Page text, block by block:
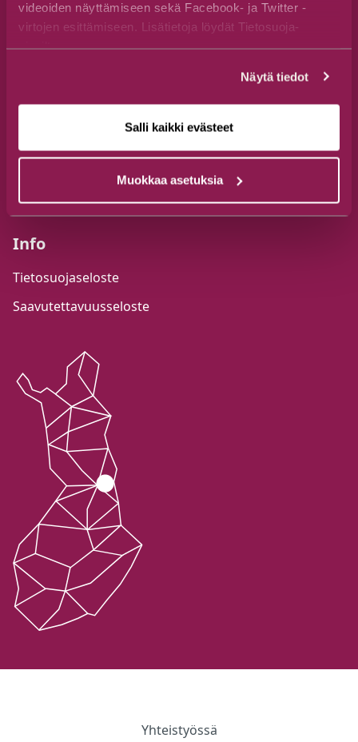
videoiden näyttämiseen sekä Facebook- ja Twitter -
virtojen esittämiseen. Lisätietoja löydät Tietosuoja-
sivuiltamme.
Näytä tiedot
Salli kaikki evästeet
Muokkaa asetuksia
Aukioloajat
(15.6.-9.8.) ma-pe 9–18 & la-su 10–18
Info
Tietosuojaseloste
Saavutettavuusseloste
Yhteistyössä